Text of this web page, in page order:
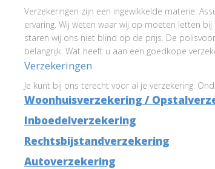
Verzekeringen zijn een ingewikkelde materie.
ervaring. Wij weten waar wij op moeten letten
staren wij ons niet blind op de prijs. De
belangrijk. Wat heeft u aan een goedkope
Verzekeringen
Je kunt bij ons terecht voor al je verzekering.
Woonhuisverzekering /
Inboedelverzekering
Rechtsbijstandverzekering
Autoverzekering